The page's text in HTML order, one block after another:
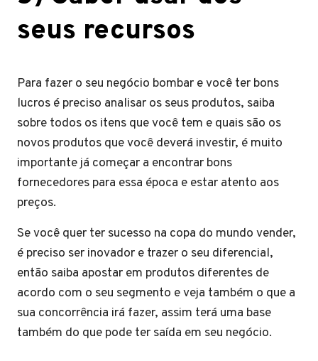
seus recursos
Para fazer o seu negócio bombar e você ter bons
lucros é preciso analisar os seus produtos, saiba
sobre todos os itens que você tem e quais são os
novos produtos que você deverá investir, é muito
importante já começar a encontrar bons
fornecedores para essa época e estar atento aos
preços.
Se você quer ter sucesso na copa do mundo vender,
é preciso ser inovador e trazer o seu diferencial,
então saiba apostar em produtos diferentes de
acordo com o seu segmento e veja também o que a
sua concorrência irá fazer, assim terá uma base
também do que pode ter saída em seu negócio.